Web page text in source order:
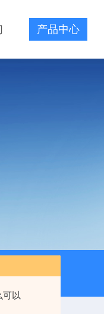
可以
产品中心
RTC/RHLT快速温度变